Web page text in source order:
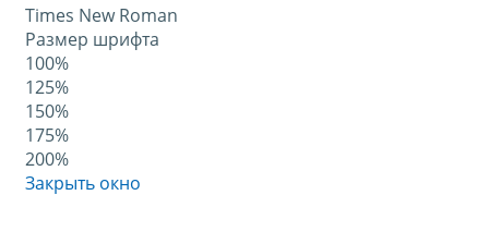
Times New Roman
Размер шрифта
100%
125%
150%
175%
200%
Закрыть окно